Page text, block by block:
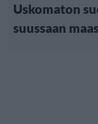
Uskomaton
suussaan